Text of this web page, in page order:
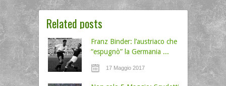
Related posts
Franz Binder: l’austriaco che
“espugnò” la Germania ...
17 Maggio 2017